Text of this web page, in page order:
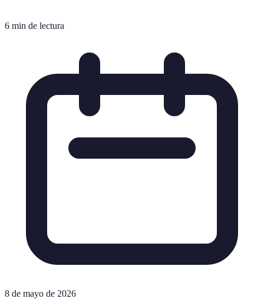
6 min de lectura
8 de mayo de 2026